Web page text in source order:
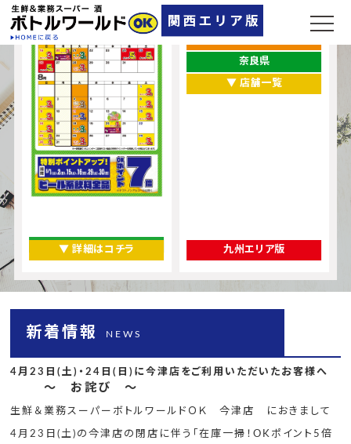
▼ 詳細はコチラ
兵庫県
大阪府
奈良県
▼ 店舗一覧
九州エリア版
新着情報 NEWS
4月23日(土)・24日(日)に 今津店 をご利用いただいたお客様へ
～ お詫び ～
生鮮＆業務スーパーボトルワールドＯＫ 今津店 におきまして
4月23日(土)の今津店の閉店に伴う「在庫一掃！OKポイント5倍